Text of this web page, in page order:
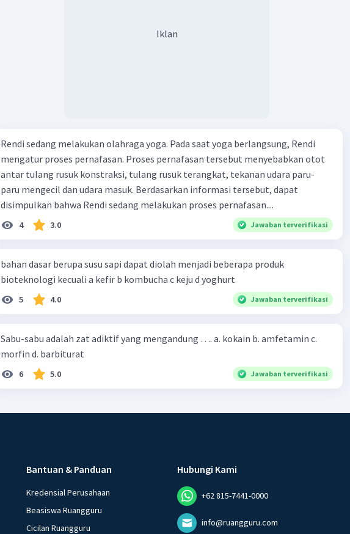
Iklan
Rendi sedang melakukan olahraga yoga. Pada saat yoga berlangsung, Rendi
mengatur proses pernafasan. Proses pernafasan tersebut menyebabkan otot
antar tulang rusuk konstraksi, tulang rusuk terangkat, tekanan udara paru-
paru mengecil dan udara masuk. Berdasarkan informasi tersebut, dapat
disimpulkan bahwa Rendi sedang melakukan proses pernafasan....
4 3.0 Jawaban terverifikasi
bahan dasar berupa susu sapi dapat diolah menjadi beberapa produk
bioteknologi kecuali a kefir b kombucha c keju d yoghurt
5 4.0 Jawaban terverifikasi
Sabu-sabu adalah zat adiktif yang mengandung …. a. kokain b. amfetamin c.
morfin d. barbiturat
6 5.0 Jawaban terverifikasi
Bantuan & Panduan
Kredensial Perusahaan
Beasiswa Ruangguru
Cicilan Ruangguru
Hubungi Kami
+62 815-7441-0000
info@ruangguru.com